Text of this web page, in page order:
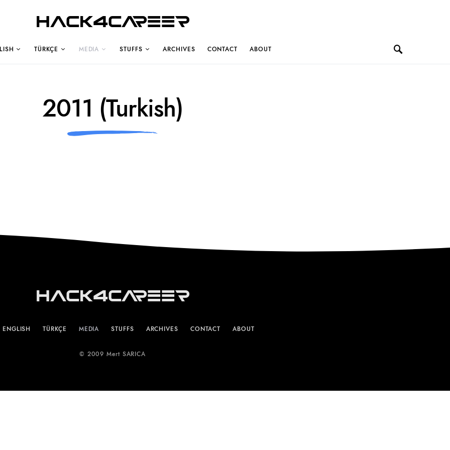
Hack4Career
TÜRKÇE MEDIA STUFFS ARCHIVES CONTACT ABOUT
2011 (Turkish)
Hack4Career
ENGLISH TÜRKÇE MEDIA STUFFS ARCHIVES CONTACT ABOUT
© 2009 Mert SARICA